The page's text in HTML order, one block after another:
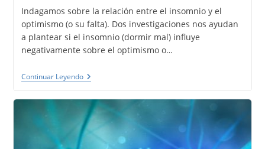
la
entrada:
Indagamos sobre la relación entre el insomnio y el
optimismo (o su falta). Dos investigaciones nos ayudan
a plantear si el insomnio (dormir mal) influye
negativamente sobre el optimismo o…
Continuar LeyendoInsomnio
Y
Enfoque
Positivo
Para
Dormir
Mejor.